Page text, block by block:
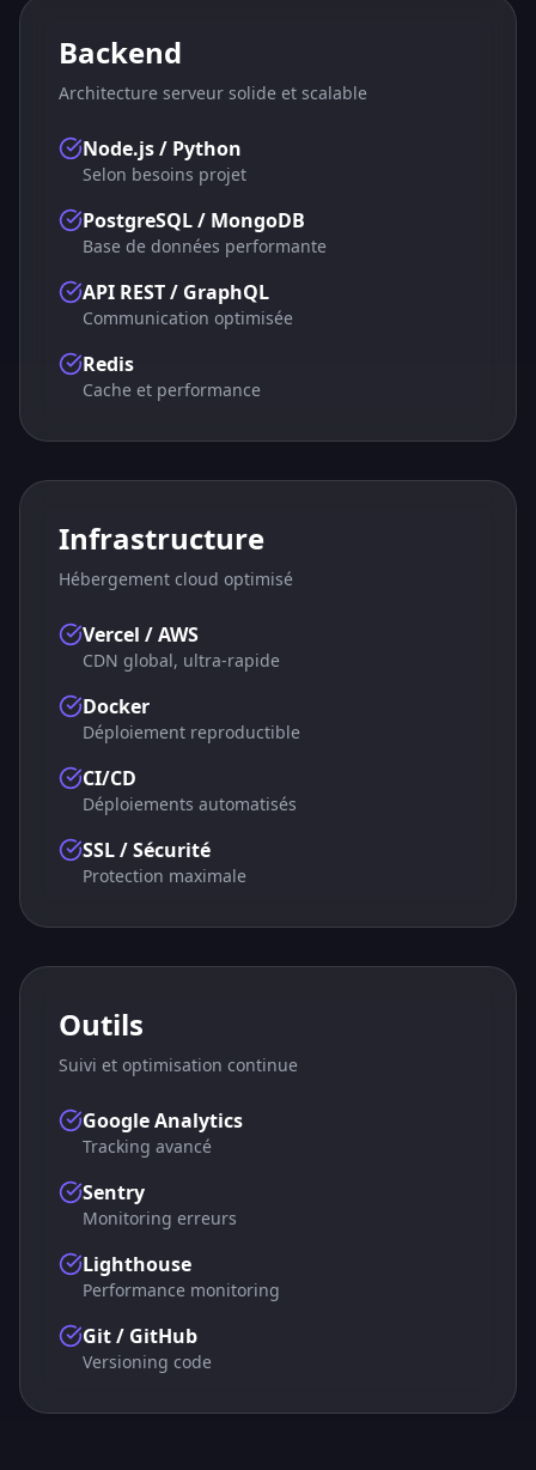
Backend
Architecture serveur solide et scalable
Node.js / Python
Selon besoins projet
PostgreSQL / MongoDB
Base de données performante
API REST / GraphQL
Communication optimisée
Redis
Cache et performance
Infrastructure
Hébergement cloud optimisé
Vercel / AWS
CDN global, ultra-rapide
Docker
Déploiement reproductible
CI/CD
Déploiements automatisés
SSL / Sécurité
Protection maximale
Outils
Suivi et optimisation continue
Google Analytics
Tracking avancé
Sentry
Monitoring erreurs
Lighthouse
Performance monitoring
Git / GitHub
Versioning code